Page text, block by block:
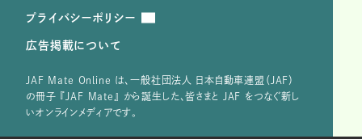
プライバシーポリシー
広告掲載について
JAF Mate Online は、⼀般社団法⼈ ⽇本⾃動⾞連盟（JAF）
の冊子 『JAF Mate』 から誕⽣した、皆さまと JAF をつなぐ新し
いオンラインメディアです。